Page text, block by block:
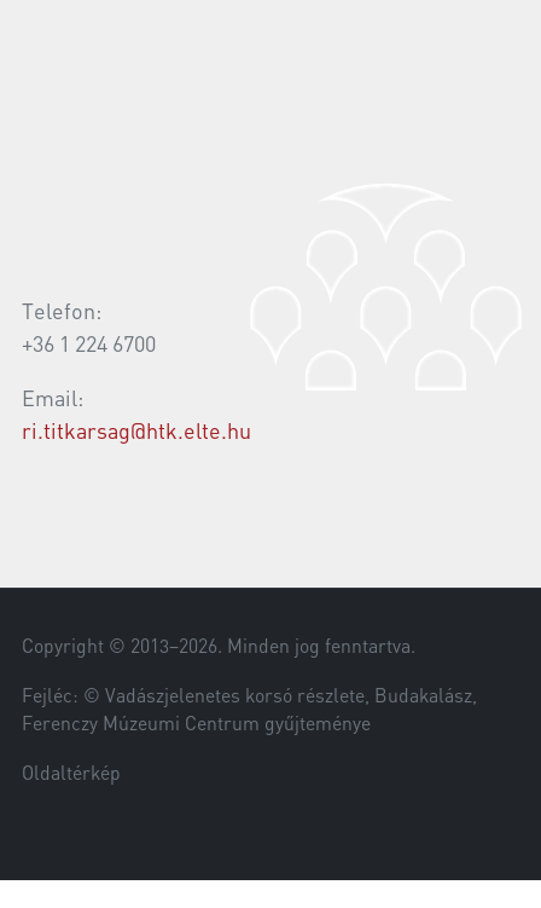
Telefon:
+36 1 224 6700
Email:
ri.titkarsag@htk.elte.hu
Copyright © 2013–2026. Minden jog fenntartva.
Fejléc: © Vadászjelenetes korsó részlete, Budakalász,
Ferenczy Múzeumi Centrum gyűjteménye
Oldaltérkép